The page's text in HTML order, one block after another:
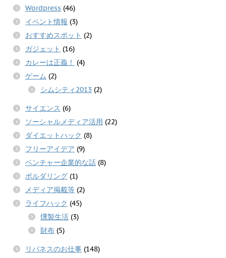
Wordpress (46)
イベント情報 (3)
おすすめスポット (2)
ガジェット (16)
カレーは正義！
(4)
ゲーム (2)
シムシティ2013 (2)
サイエンス (6)
ソーシャルメディア活用 (22)
ダイエットハック (8)
フリーアイデア (9)
ベンチャー企業的な話 (8)
ボルダリング (1)
メディア掲載等 (2)
ライフハック (45)
燻製生活 (3)
財布 (5)
リバネスのお仕事 (148)